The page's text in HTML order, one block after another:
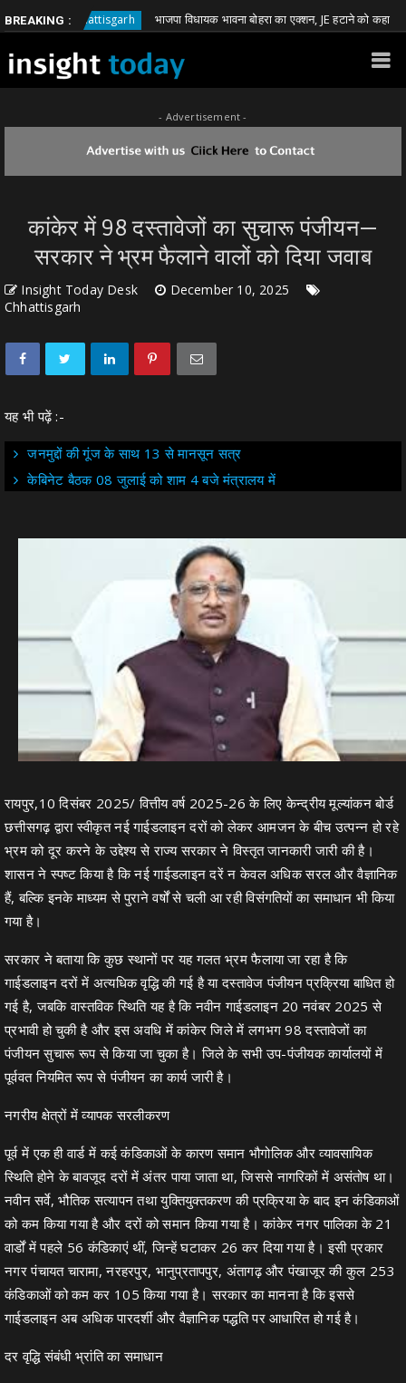
BREAKING :
Chhattisgarh भाजपा विधायक भावना बोहरा का एक्शन, JE हटाने को कहा
- Advertisement -
कांकेर में 98 दस्तावेजों का सुचारू पंजीयन—
सरकार ने भ्रम फैलाने वालों को दिया जवाब
Insight Today Desk
December 10, 2025
Chhattisgarh
यह भी पढ़ें :-
जनमुद्दों की गूंज के साथ 13 से मानसून सत्र
केबिनेट बैठक 08 जुलाई को शाम 4 बजे मंत्रालय में
रायपुर,10 दिसंबर 2025/ वित्तीय वर्ष 2025-26 के लिए केन्द्रीय मूल्यांकन बोर्ड
छत्तीसगढ़ द्वारा स्वीकृत नई गाईडलाइन दरों को लेकर आमजन के बीच उत्पन्न हो रहे
भ्रम को दूर करने के उद्देश्य से राज्य सरकार ने विस्तृत जानकारी जारी की है।
शासन ने स्पष्ट किया है कि नई गाईडलाइन दरें न केवल अधिक सरल और वैज्ञानिक
हैं, बल्कि इनके माध्यम से पुराने वर्षों से चली आ रही विसंगतियों का समाधान भी किया
गया है।
सरकार ने बताया कि कुछ स्थानों पर यह गलत भ्रम फैलाया जा रहा है कि
गाईडलाइन दरों में अत्यधिक वृद्धि की गई है या दस्तावेज पंजीयन प्रक्रिया बाधित हो
गई है, जबकि वास्तविक स्थिति यह है कि नवीन गाईडलाइन 20 नवंबर 2025 से
प्रभावी हो चुकी है और इस अवधि में कांकेर जिले में लगभग 98 दस्तावेजों का
पंजीयन सुचारू रूप से किया जा चुका है। जिले के सभी उप-पंजीयक कार्यालयों में
पूर्ववत नियमित रूप से पंजीयन का कार्य जारी है।
नगरीय क्षेत्रों में व्यापक सरलीकरण
पूर्व में एक ही वार्ड में कई कंडिकाओं के कारण समान भौगोलिक और व्यावसायिक
स्थिति होने के बावजूद दरों में अंतर पाया जाता था, जिससे नागरिकों में असंतोष था।
नवीन सर्वे, भौतिक सत्यापन तथा युक्तियुक्तकरण की प्रक्रिया के बाद इन कंडिकाओं
को कम किया गया है और दरों को समान किया गया है। कांकेर नगर पालिका के 21
वार्डों में पहले 56 कंडिकाएं थीं, जिन्हें घटाकर 26 कर दिया गया है। इसी प्रकार
नगर पंचायत चारामा, नरहरपुर, भानुप्रतापपुर, अंतागढ़ और पंखाजूर की कुल 253
कंडिकाओं को कम कर 105 किया गया है। सरकार का मानना है कि इससे
गाईडलाइन अब अधिक पारदर्शी और वैज्ञानिक पद्धति पर आधारित हो गई है।
दर वृद्धि संबंधी भ्रांति का समाधान